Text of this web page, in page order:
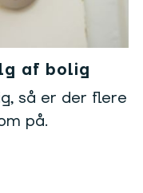
af bolig
så er der flere
på.